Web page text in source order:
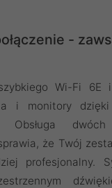
-
Wi-Fi 6E
i monitory
dwóch
że Twój
profesjonalny.